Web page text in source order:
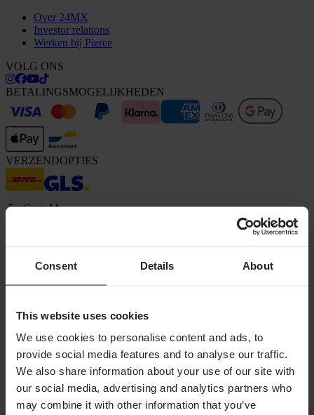
Consent Details About
This website uses cookies
We use cookies to personalise content and ads, to
provide social media features and to analyse our traffic.
We also share information about your use of our site with
our social media, advertising and analytics partners who
may combine it with other information that you’ve
Over 24MX
Investor relations
Werken bij Pierce
VOLG ONS
BETALINGSMOGELIJKHEDEN
VERZENDOPTIES
Pierce Group AB | Fleminggatan 20A, 112 26 Stockholm, Zweden
Handelsregister: Bolagsverket/Zweedse Kamer van Koophandel
Bedrijfsregistratienummer: 556763-1592
Gevolmachtigde vertegenwoordiger: Göran Dahlin
Btw-registratienummer: OSS VAT NO SE556763159201
SHOPPEN
Algemene Voorwaarden
Privacybeleid